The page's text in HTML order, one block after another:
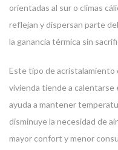
orientadas al sur o climas
reflejan y dispersan parte
la ganancia térmica sin
Este tipo de acristalamiento
vivienda tiende a calentarse
ayuda a mantener
disminuye la necesidad de
mayor confort y menor